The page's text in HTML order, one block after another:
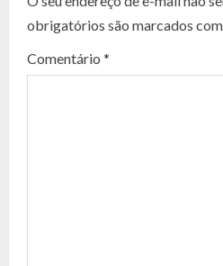
t
i
obrigatórios são marcados com
Comentário *